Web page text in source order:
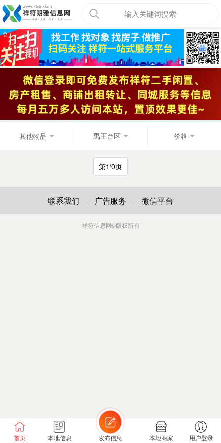
输入关键词搜索
其他物品 禹王台区 价格
第1/0页
首页 本地信息 发布信息 本地商家 用户登录
联系我们 广告服务 微信平台
祥符信息网©版权所有